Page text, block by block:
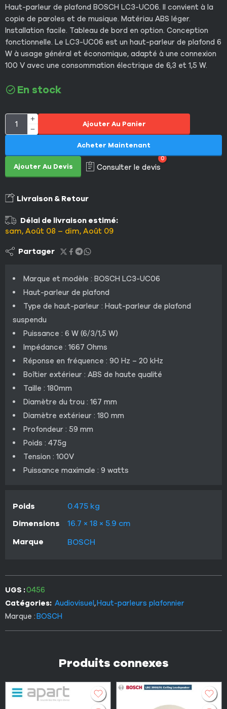
Haut-parleur de plafond BOSCH LC3-UC06. Il convient à la
copie de paroles et de musique. Matériau ABS léger.
Installation facile. Tableau de bord en option. Conception
fonctionnelle. Le LC3-UC06 est un haut-parleur de plafond 6
W à usage général et économique, adapté à une connexion
100 V avec une consommation électrique de 6,3 et 1,5 W.
En stock
Ajouter Au Panier
Ajouter Au Devis Consulter le devis
0
Acheter Maintenant
Livraison & Retour
Délai de livraison estimé:
sam, Août 08 – dim, Août 09
Partager
Marque et modèle : BOSCH LC3-UC06
Haut-parleur de plafond
Type de haut-parleur : Haut-parleur de plafond
suspendu
Puissance : 6 W (6/3/1,5 W)
Impédance : 1667 Ohms
Réponse en fréquence : 90 Hz – 20 kHz
Boîtier extérieur : ABS de haute qualité
Taille : 180mm
Diamètre du trou : 167 mm
Diamètre extérieur : 180 mm
Profondeur : 59 mm
Poids : 475g
Tension : 100V
Puissance maximale : 9 watts
Poids
0.475 kg
Dimensions
16.7 × 18 × 5.9 cm
Marque
BOSCH
UGS :0456
Catégories: Audiovisuel,Haut-parleurs plafonnier
Marque :BOSCH
Produits connexes